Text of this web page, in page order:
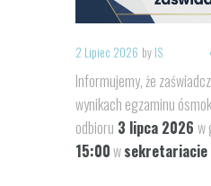
2 Lipiec 2026 by IS
Informujemy, że
wynikach egzaminu
odbioru 3 lipca 2026 w
15:00wsekretariacie